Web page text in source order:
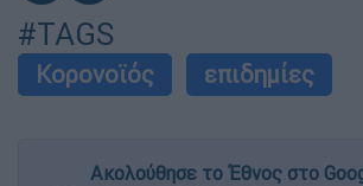
#TAGS
Κορονοϊός επιδημίες
Ακολούθησε το Έθνος στο